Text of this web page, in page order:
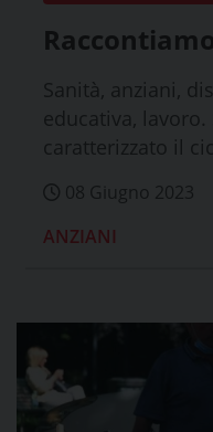
Sanità, anziani,
educativa,
caratterizzato il
08 Giugno 2023
ANZIANI